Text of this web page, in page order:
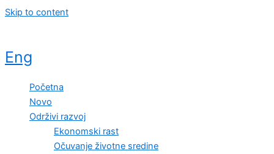
Skip to content
Eng
Početna
Novo
Održivi razvoj
Ekonomski rast
Očuvanje životne sredine